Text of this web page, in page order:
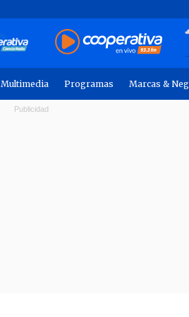
Multimedia Programas Marcas &